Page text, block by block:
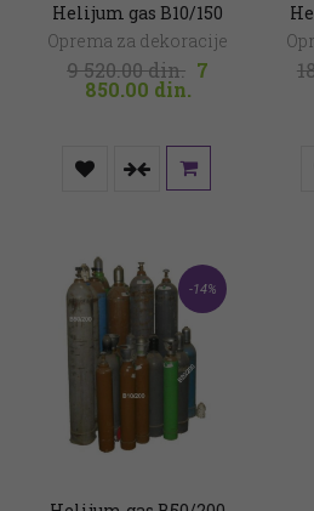
Helijum gas B10/150
Oprema za dekoracije
9 520.00din. Original
520.00 din..
7
850.00 din.
7
850.00 din..
-14%